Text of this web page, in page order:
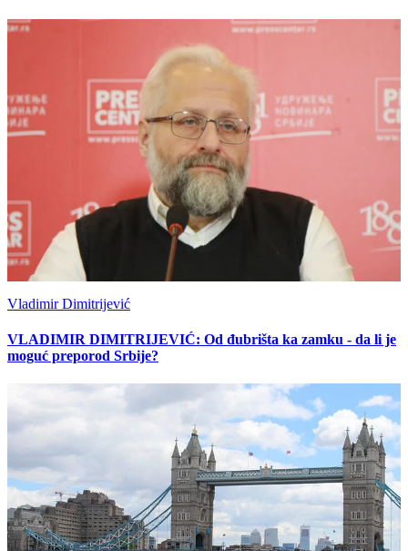
Vladimir Dimitrijević
VLADIMIR DIMITRIJEVIĆ: Od đubrišta ka zamku - da li je
moguć preporod Srbije?